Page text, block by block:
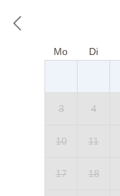
Mo Di
3 4
10 11
17 18